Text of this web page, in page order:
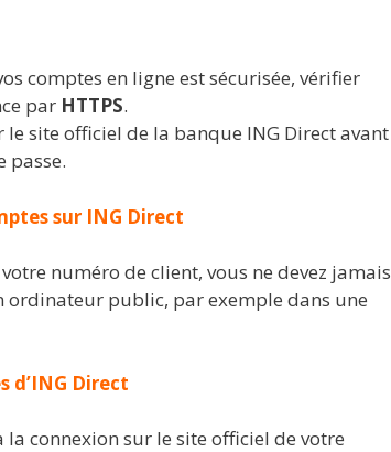
comptes en ligne est sécurisée, vérifier
par HTTPS.
site officiel de la banque ING Direct avant
passe.
sur ING Direct
numéro de client, vous ne devez jamais
public, par exemple dans une
d’ING Direct
la connexion sur le site officiel de votre